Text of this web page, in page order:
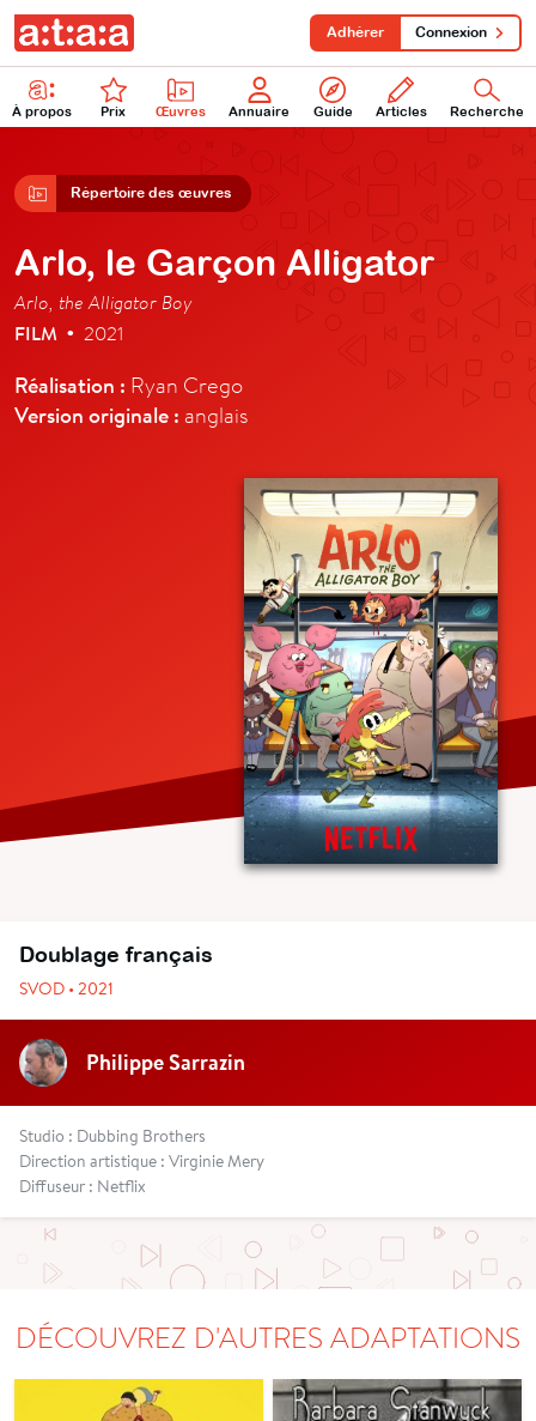
À propos Prix Œuvres Annuaire Guide Articles Recherche
Adhérer Connexion
Répertoire des œuvres
Arlo, le Garçon Alligator
Arlo, the Alligator Boy
FILM • 2021
Réalisation : Ryan Crego
Version originale : anglais
Doublage français
SVOD • 2021
Philippe Sarrazin
Studio : Dubbing Brothers
Direction artistique : Virginie Mery
Diffuseur : Netflix
DÉCOUVREZ D'AUTRES ADAPTATIONS